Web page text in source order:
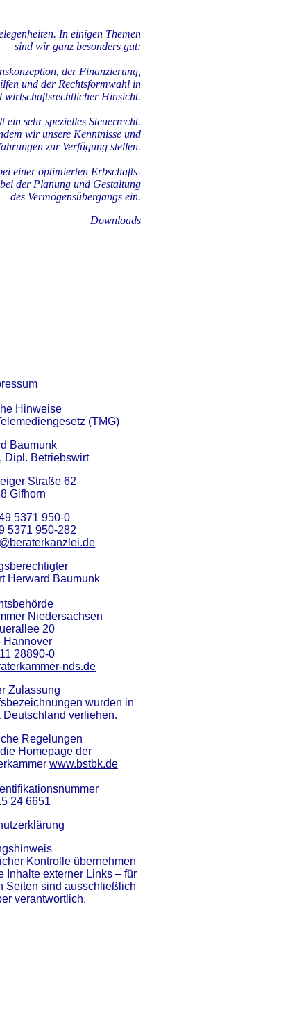
In einigen Themen
sind wir ganz besonders gut:
der Finanzierung,
und der Rechtsformwahl in
wirtschaftsrechtlicher Hinsicht.
ein sehr spezielles Steuerrecht.
wir unsere Kenntnisse und
zur Verfügung stellen.
einer optimierten Erbschafts-
der Planung und Gestaltung
des Vermögensübergangs ein.
Downloads
Hinweise
(TMG)
Baumunk
Dipl. Betriebswirt
Straße 62
Gifhorn
5371 950-0
5371 950-282
Herward Baumunk
Niedersachsen
20
Hannover
28890-0
nds.de
Zulassung
wurden in
verliehen.
Regelungen
Homepage der
www.bstbk.de
24 6651
Kontrolle übernehmen
Inhalte externer Links – für
Seiten sind ausschließlich
verantwortlich.